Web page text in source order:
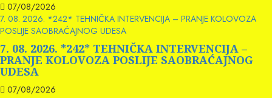
07/08/2026
7. 08. 2026. *242* TEHNIČKA INTERVENCIJA – PRANJE KOLOVOZA
POSLIJE SAOBRAĆAJNOG UDESA
7. 08. 2026. *242* TEHNIČKA INTERVENCIJA –
PRANJE KOLOVOZA POSLIJE SAOBRAĆAJNOG
UDESA
07/08/2026